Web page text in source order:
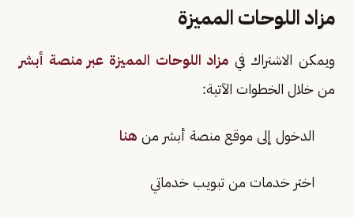
مزاد اللوحات المميزة
ويمكن الاشتراك في مزاد اللوحات المميزة عبر منصة أبشر
من خلال الخطوات الآتية:
الدخول إلى موقع منصة أبشر من هنا
اختر خدمات من تبويب خدماتي